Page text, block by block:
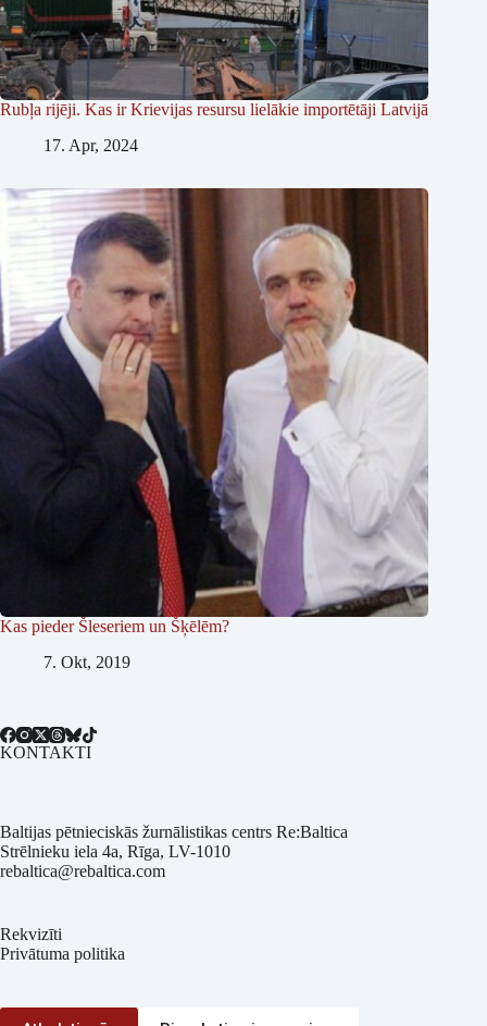
Rubļa rijēji. Kas ir Krievijas resursu lielākie importētāji Latvijā
17. Apr, 2024
Kas pieder Šleseriem un Šķēlēm?
7. Okt, 2019
KONTAKTI
Baltijas pētnieciskās žurnālistikas centrs Re:Baltica
Strēlnieku iela 4a, Rīga, LV-1010
rebaltica@rebaltica.com
Rekvizīti
Privātuma politika